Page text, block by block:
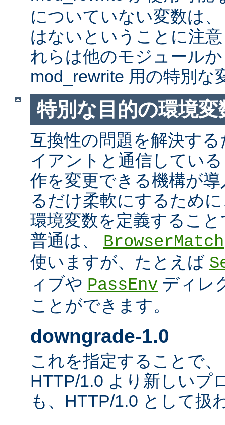
についていない変数は
はないということに注
れらは他のモジュール
mod_rewrite 用の特別な
特別な目的の環境変
互換性の問題を解決す
イアントと通信してい
作を変更できる機構が
るだけ柔軟にするため
環境変数を定義するこ
普通は、 BrowserMatch
使いますが、たとえば
ィブや PassEnv ディレ
ことができます。
downgrade-1.0
これを指定することで
HTTP/1.0 より新しいプ
も、HTTP/1.0 として扱